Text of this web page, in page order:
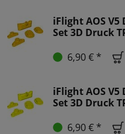
iFlight AOS V5
Set 3D Druck
6,90 € *
iFlight AOS V5
Set 3D Druck
6,90 € *